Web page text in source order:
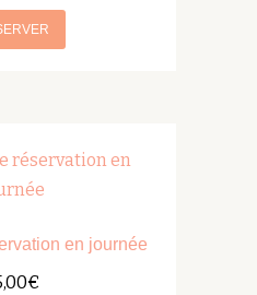
en journée
€